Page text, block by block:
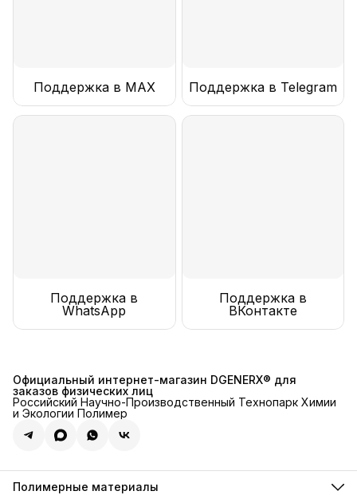
Поддержка в MAX Поддержка в Telegram
Поддержка в
WhatsApp
Поддержка в
ВКонтакте
Официальный интернет-магазин DGENERX® для
заказов физических лиц
Российский Научно-Производственный Технопарк Химии
и Экологии Полимер
Полимерные материалы